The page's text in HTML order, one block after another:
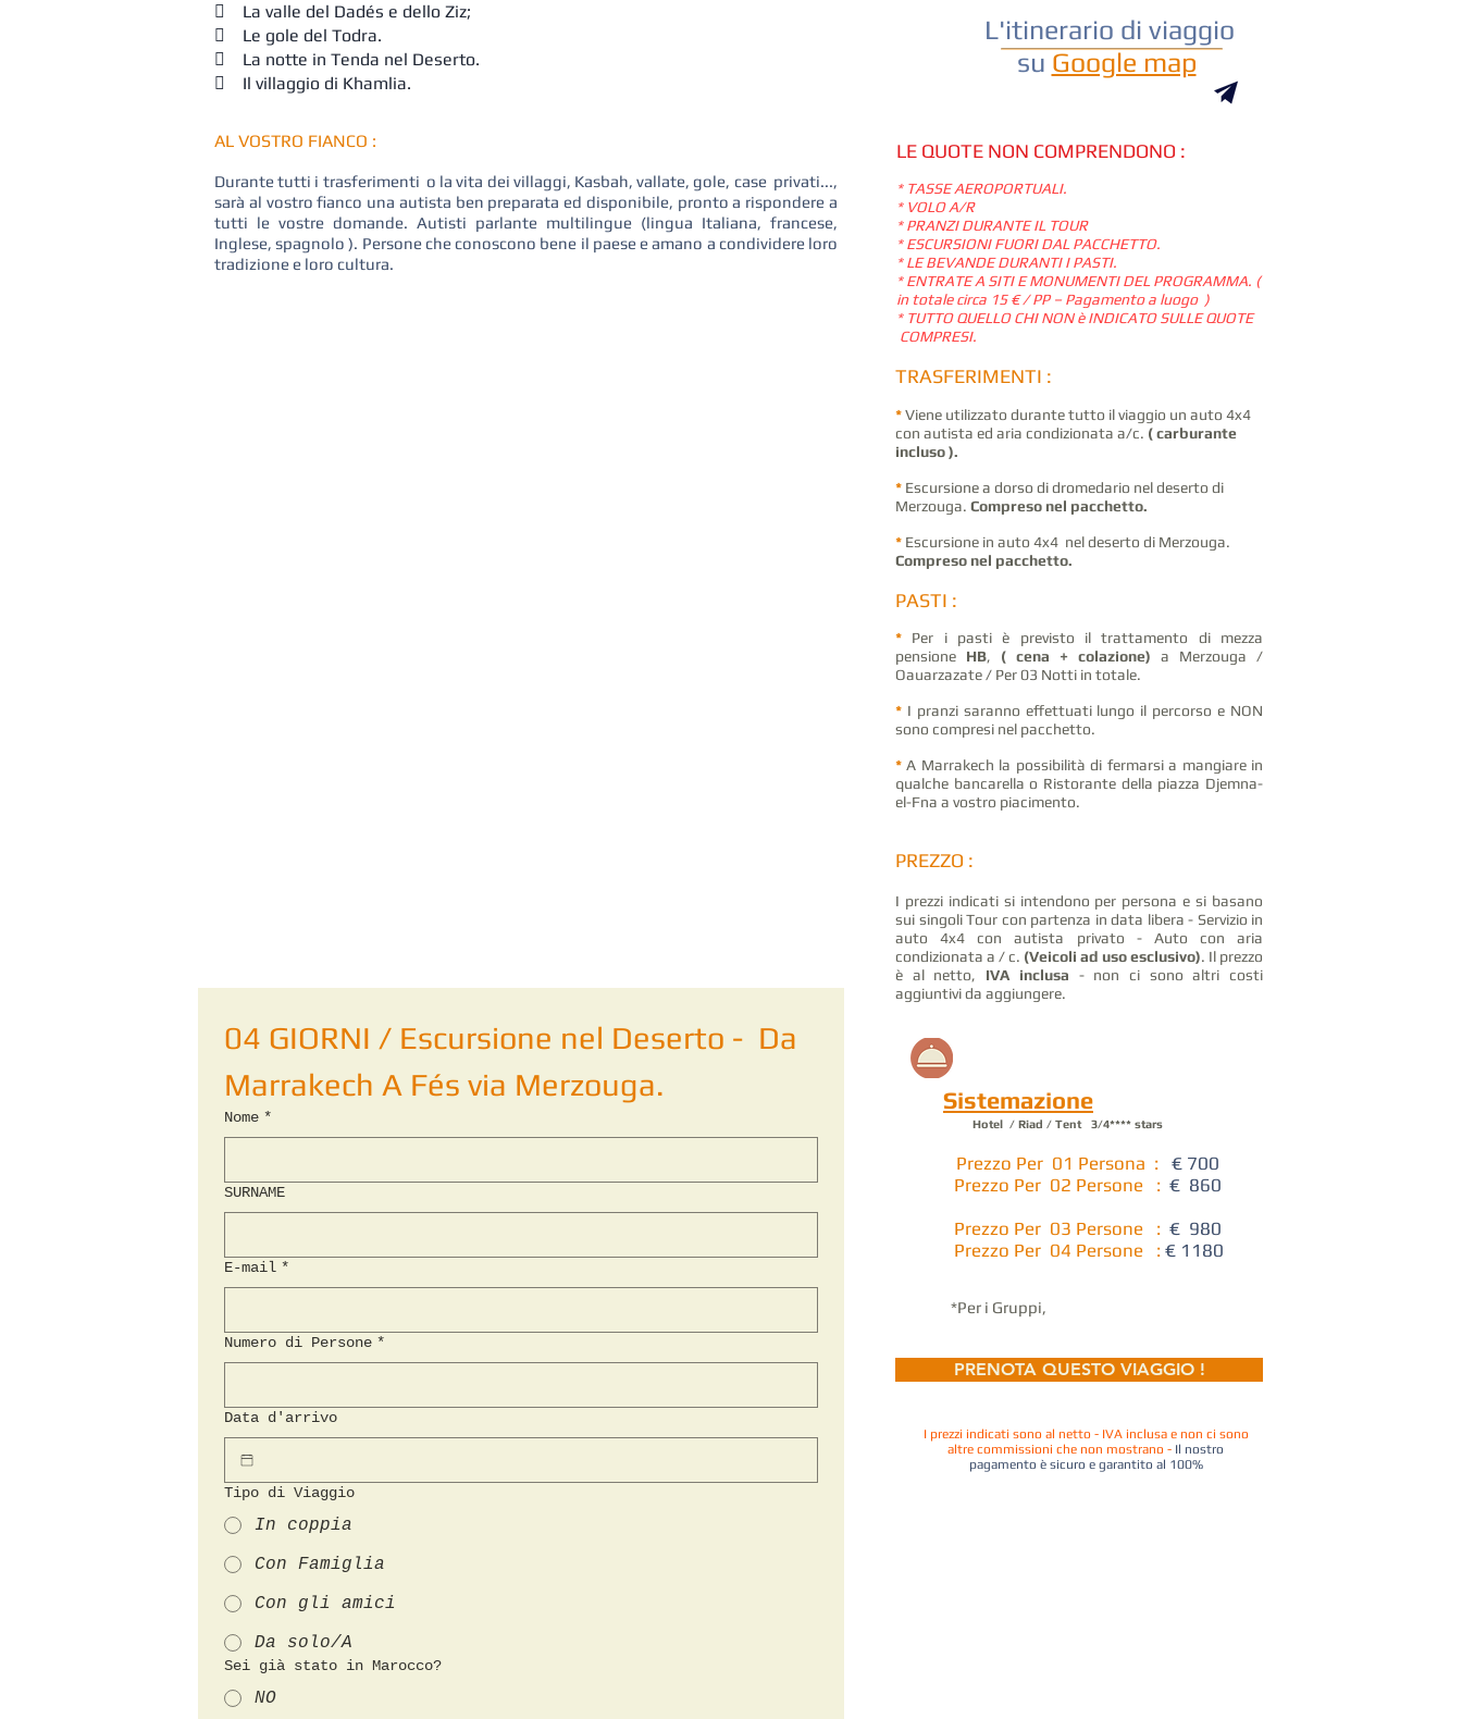
 La valle del Dadés e dello Ziz;
 Le gole del Todra.
 La notte in Tenda nel Deserto.
 Il villaggio di Khamlia.
AL VOSTRO FIANCO :
Durante tutti i trasferimenti o la vita dei villaggi, Kasbah, vallate, gole, case privati...,
sarà al vostro fianco una autista ben preparata ed disponibile, pronto a rispondere a
tutti le vostre domande. Autisti parlante multilingue (lingua Italiana, francese,
Inglese, spagnolo ). Persone che conoscono bene il paese e amano a condividere loro
tradizione e loro cultura.
04 GIORNI / Escursione nel Deserto -  Da
Marrakech A Fés via Merzouga.
Nome *
SURNAME
E‑mail *
Numero di Persone *
Data d'arrivo
Tipo di Viaggio
In coppia
Con Famiglia
Con gli amici
Da solo/A
Sei già stato in Marocco?
NO
L'itinerario di viaggio
su Google map
LE QUOTE NON COMPRENDONO :
* TASSE AEROPORTUALI.
* VOLO A/R
* PRANZI DURANTE IL TOUR
* ESCURSIONI FUORI DAL PACCHETTO.
* LE BEVANDE DURANTI I PASTI.
* ENTRATE A SITI E MONUMENTI DEL PROGRAMMA. (
in totale circa 15 € / PP – Pagamento a luogo )
* TUTTO QUELLO CHI NON è INDICATO SULLE QUOTE
COMPRESI.
TRASFERIMENTI :
*Viene utilizzato durante tutto il viaggio un auto 4x4
con autista ed aria condizionata a/c. ( carburante
incluso ).
* Escursione a dorso di dromedario nel deserto di
Merzouga. Compreso nel pacchetto.
* Escursione in auto 4x4 nel deserto di Merzouga.
Compreso nel pacchetto.
PASTI :
* Per i pasti è previsto il trattamento di mezza
pensione HB, ( cena + colazione) a Merzouga /
Oauarzazate / Per 03 Notti in totale.
* I pranzi saranno effettuati lungo il percorso e NON
sono compresi nel pacchetto.
* A Marrakech la possibilità di fermarsi a mangiare in
qualche bancarella o Ristorante della piazza Djemna-
el-Fna a vostro piacimento.
PREZZO :
I prezzi indicati si intendono per persona e si basano
sui singoli Tour con partenza in data libera - Servizio in
auto 4x4 con autista privato - Auto con aria
condizionata a / c. (Veicoli ad uso esclusivo). Il prezzo
è al netto, IVA inclusa - non ci sono altri costi
aggiuntivi da aggiungere.
Sistemazione
Hotel / Riad / Tent 3/4**** stars
Prezzo Per 01 Persona : € 700
Prezzo Per 02 Persone : € 860
Prezzo Per 03 Persone : € 980
Prezzo Per 04 Persone : € 1180
*Per i Gruppi,
PRENOTA QUESTO VIAGGIO !
I prezzi indicati sono al netto - IVA inclusa e non ci sono
altre commissioni che non mostrano - Il nostro
pagamento è sicuro e garantito al 100%